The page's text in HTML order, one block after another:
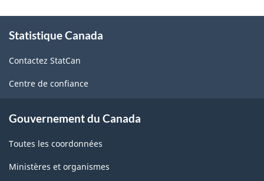
propos
ce
site
Statistique Canada
Contactez StatCan
Centre de confiance
Gouvernement du Canada
Toutes les coordonnées
Ministères et organismes